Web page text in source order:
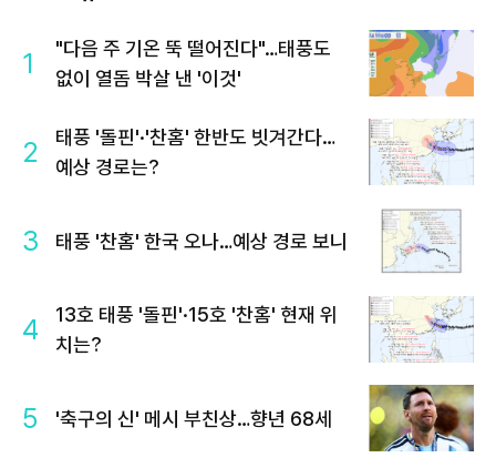
1
"다음 주 기온 뚝 떨어진다"…태풍도
없이 열돔 박살 낸 '이것'
2
태풍 '돌핀'·'찬홈' 한반도 빗겨간다…
예상 경로는?
3 태풍 '찬홈' 한국 오나…예상 경로 보니
4
13호 태풍 '돌핀'·15호 '찬홈' 현재 위
치는?
5 '축구의 신' 메시 부친상…향년 68세